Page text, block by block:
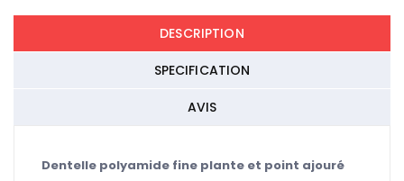
DESCRIPTION
SPECIFICATION
AVIS
Dentelle polyamide fine plante et point ajouré